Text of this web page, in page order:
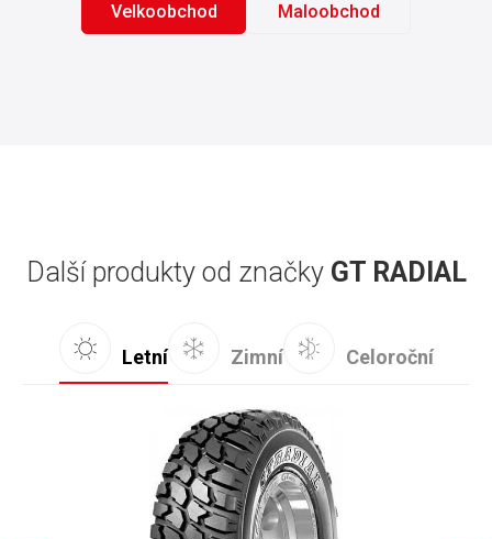
Velkoobchod Maloobchod
Další produkty od značky GT RADIAL
Letní Zimní Celoroční